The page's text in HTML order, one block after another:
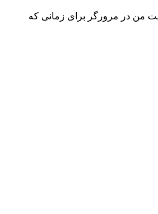
من در مرورگر برای زمانی که